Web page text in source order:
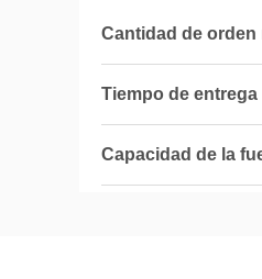
Cantidad de orden
Tiempo de entrega
Capacidad de la